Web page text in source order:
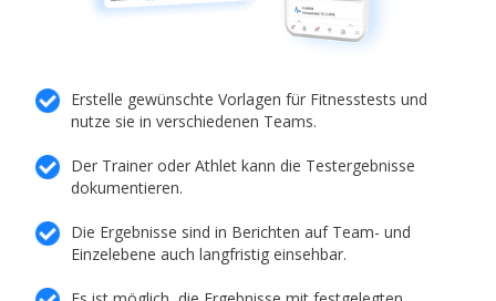
Erstelle gewünschte Vorlagen für Fitnesstests und
nutze sie in verschiedenen Teams.
Der Trainer oder Athlet kann die Testergebnisse
dokumentieren.
Die Ergebnisse sind in Berichten auf Team- und
Einzelebene auch langfristig einsehbar.